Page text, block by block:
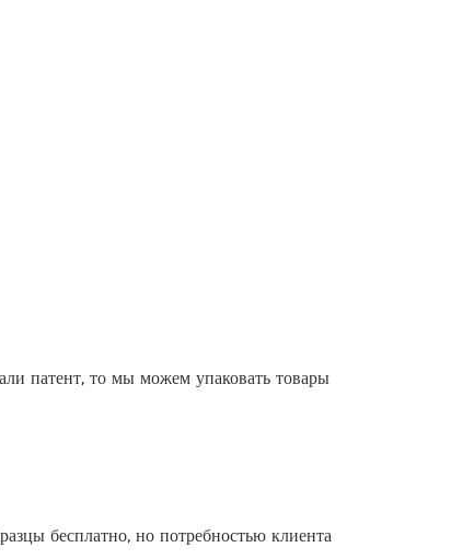
патент, то мы можем упаковать товары
бесплатно, но потребностью клиента